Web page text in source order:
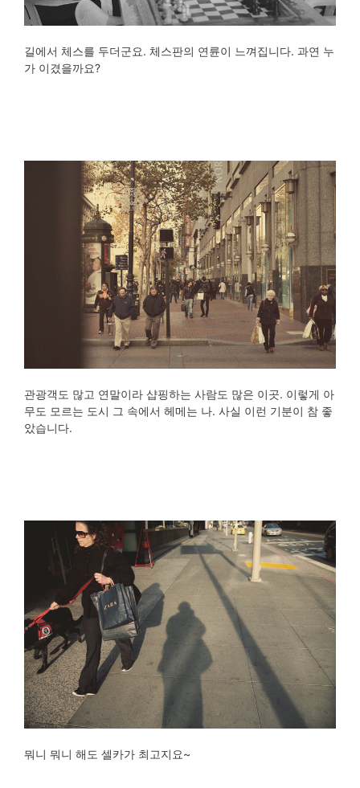
길에서 체스를 두더군요. 체스판의 연륜이 느껴집니다. 과연 누
가 이겼을까요?
관광객도 많고 연말이라 샵핑하는 사람도 많은 이곳. 이렇게 아
무도 모르는 도시 그 속에서 헤메는 나. 사실 이런 기분이 참 좋
았습니다.
뭐니 뭐니 해도 셀카가 최고지요~